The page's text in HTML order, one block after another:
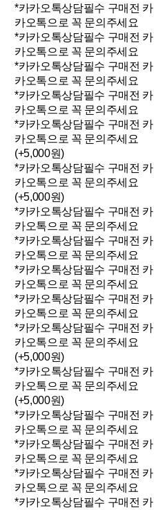
*카카오톡상담필수 구매전 카
카오톡으로 꼭 문의주세요
*카카오톡상담필수 구매전 카
카오톡으로 꼭 문의주세요
*카카오톡상담필수 구매전 카
카오톡으로 꼭 문의주세요
*카카오톡상담필수 구매전 카
카오톡으로 꼭 문의주세요
*카카오톡상담필수 구매전 카
카오톡으로 꼭 문의주세요
(+5,000원)
*카카오톡상담필수 구매전 카
카오톡으로 꼭 문의주세요
(+5,000원)
*카카오톡상담필수 구매전 카
카오톡으로 꼭 문의주세요
*카카오톡상담필수 구매전 카
카오톡으로 꼭 문의주세요
*카카오톡상담필수 구매전 카
카오톡으로 꼭 문의주세요
*카카오톡상담필수 구매전 카
카오톡으로 꼭 문의주세요
*카카오톡상담필수 구매전 카
카오톡으로 꼭 문의주세요
(+5,000원)
*카카오톡상담필수 구매전 카
카오톡으로 꼭 문의주세요
(+5,000원)
*카카오톡상담필수 구매전 카
카오톡으로 꼭 문의주세요
*카카오톡상담필수 구매전 카
카오톡으로 꼭 문의주세요
*카카오톡상담필수 구매전 카
카오톡으로 꼭 문의주세요
*카카오톡상담필수 구매전 카